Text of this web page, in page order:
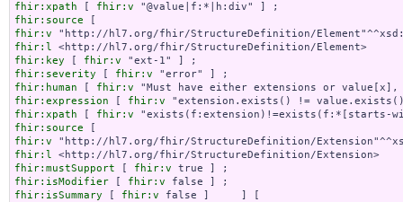
fhir:xpath [ fhir:v
fhir:source
fhir:v
fhir:l
fhir:key [ fhir:v
fhir:severity [ fhir:v
fhir:human [ fhir:v
fhir:expression [ fhir:v
fhir:xpath [ fhir:v
fhir:source
fhir:v
fhir:l
fhir:mustSupport [ fhir:v
fhir:isModifier [ fhir:v
fhir:isSummary [ fhir:v